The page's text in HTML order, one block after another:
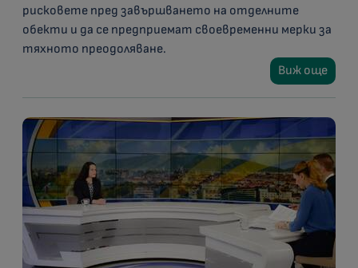
рисковете пред завършването на отделните
обекти и да се предприемат своевременни мерки за
тяхното преодоляване.
Виж още